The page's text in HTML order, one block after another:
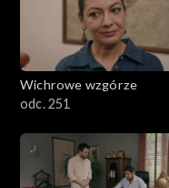
Wichrowe wzgórze
odc. 251